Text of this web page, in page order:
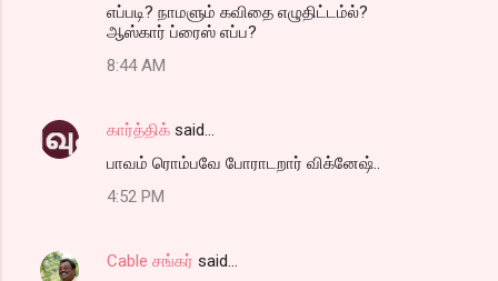
எப்படி? நாமளும் கவிதை எழுதிட்டம்ல்?
ஆஸ்கார் ப்ரைஸ் எப்ப?
8:44 AM
கார்த்திக் said…
பாவம் ரொம்பவே போராடறார் விக்னேஷ்..
4:52 PM
Cable சங்கர் said…